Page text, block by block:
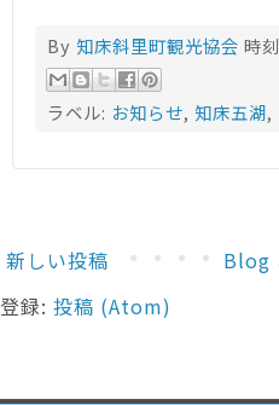
By 知床斜里町観光協会 時
ラベル: お知らせ, 知床五湖,
新しい投稿
Blog
登録: 投稿 (Atom)